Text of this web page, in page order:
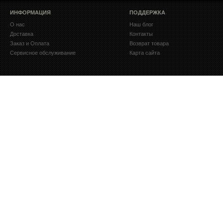
ИНФОРМАЦИЯ
О нас
Доставка
Заказ и Оплата
Сервисное обслуживание
ПОДДЕРЖКА
Наш блог
Контакты
Возврат товара
Карта сайта